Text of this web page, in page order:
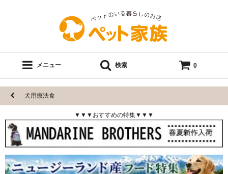
メニュー 検索 0
犬用療法食
▼▼▼おすすめの特集▼▼▼